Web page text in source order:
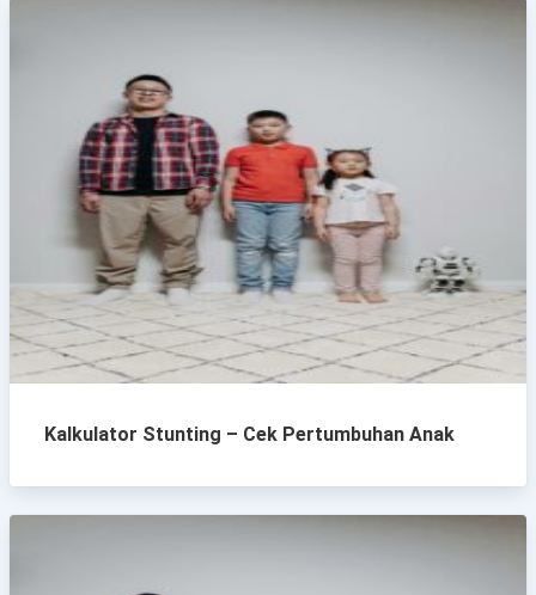
Kalkulator Stunting – Cek Pertumbuhan Anak